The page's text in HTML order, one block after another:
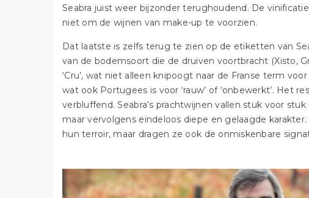
Seabra juist weer bijzonder terughoudend. De
niet om de wijnen van make-up te voorzien.
Dat laatste is zelfs terug te zien op de etiketten van
van de bodemsoort die de druiven voortbracht (Xisto,
‘Cru’, wat niet alleen knipoogt naar de Franse term
wat ook Portugees is voor ‘rauw’ of ‘onbewerkt’. Het
verbluffend. Seabra’s prachtwijnen vallen stuk voor
maar vervolgens eindeloos diepe en gelaagde
hun terroir, maar dragen ze ook de onmiskenbare